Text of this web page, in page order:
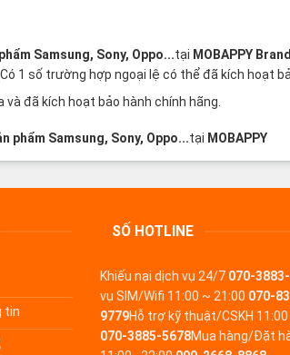
Samsung, Sony, Oppo...tại MOBAPPY
1 số trường hợp ngoại lệ có thể đã kích hoạt
đã kích hoạt bảo hành chính hãng.
phẩm Samsung, Sony, Oppo...tại MOBAPPY
tin
SỐ HOTLINE
Khiếu nại dịch vụ 24/7 070-
vụ SIM/Wifi 11:00 ~ 21:00 070-
9779Hỗ trợ kỹ thuật/CSKH
070-3885-5678Mua hàng/Đặt